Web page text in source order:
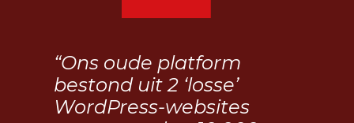
“Ons oude platform
bestond uit 2 ‘losse’
WordPress-websites